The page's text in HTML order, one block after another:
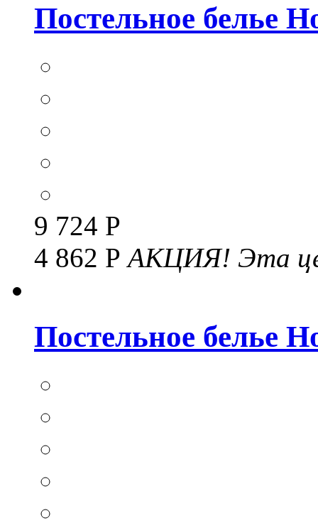
Постельное белье
9 724 Р
4 862 Р АКЦИЯ! Эта
Постельное белье